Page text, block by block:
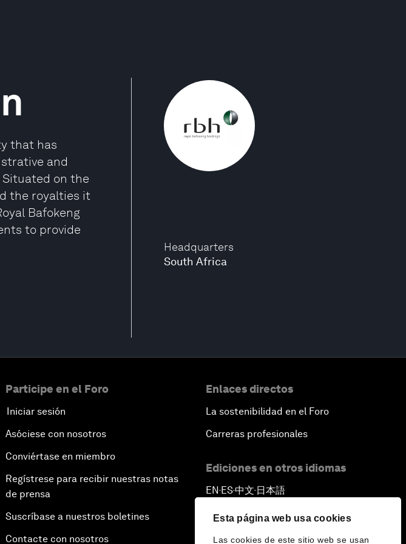
Esta página web usa cookies
Las cookies de este sitio web se usan
Headquarters
South Africa
that has
and
on the
the royalties it
Bafokeng
to provide
Participe en el Foro
Iniciar sesión
Asóciese con nosotros
Conviértase en miembro
Regístrese para recibir nuestras notas
de prensa
Suscríbase a nuestros boletines
Contacte con nosotros
Enlaces directos
La sostenibilidad en el Foro
Carreras profesionales
Ediciones en otros idiomas
EN ▪ES▪中文▪ 日本語